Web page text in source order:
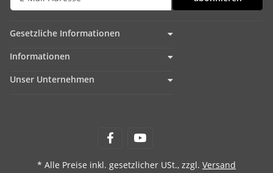
Gesetzliche Informationen
Informationen
Unser Unternehmen
* Alle Preise inkl. gesetzlicher USt., zzgl. Versand